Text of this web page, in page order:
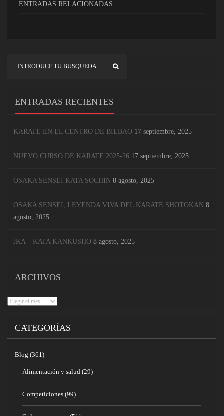
ENTRADAS RELACIONADAS
ENTRADAS RECIENTES
KARATE EN EL CENTRO DE BILBAO 17 septiembre, 2025
NUEVO CURSO DE KARATE 2025-26 17 septiembre, 2025
OSAKA SENSEI KATA SOCHIN 8 agosto, 2025
OSAKA SENSEI, LEYENDA VIVA DEL KARATE SHOTOKAN 8
agosto, 2025
JKA – KATA KANKUSHO 8 agosto, 2025
ARCHIVOS
Archivos
CATEGORÍAS
Blog (361)
Alimentación y salud (29)
Competiciones (99)